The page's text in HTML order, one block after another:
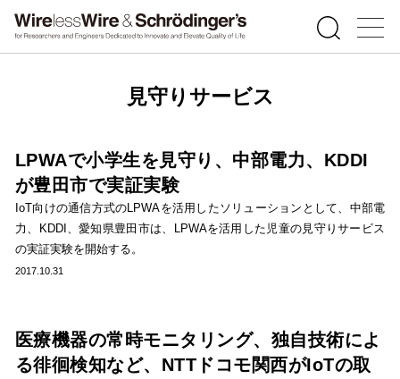
見守りサービス
LPWAで小学生を見守り、中部電力、KDDI
が豊田市で実証実験
IoT向けの通信方式のLPWAを活用したソリューションとして、中部電
力、KDDI、愛知県豊田市は、LPWAを活用した児童の見守りサービス
の実証実験を開始する。
2017.10.31
医療機器の常時モニタリング、独自技術によ
る徘徊検知など、NTTドコモ関西がIoTの取